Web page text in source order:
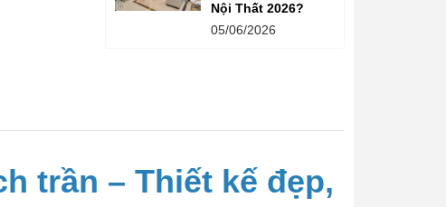
Nội Thất 2026?
05/06/2026
trần – Thiết kế đẹp,